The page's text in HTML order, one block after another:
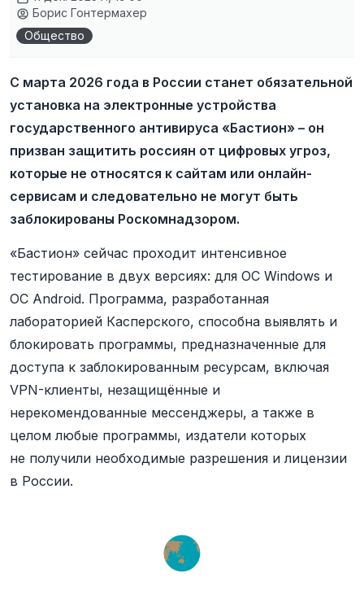
Борис Гонтермахер
Общество
С марта 2026 года в России станет обязательной
установка на электронные устройства
государственного антивируса «Бастион» – он
призван защитить россиян от цифровых угроз,
которые не относятся к сайтам или онлайн-
сервисам и следовательно не могут быть
заблокированы Роскомнадзором.
«Бастион» сейчас проходит интенсивное
тестирование в двух версиях: для ОС Windows и
ОС Android. Программа, разработанная
лабораторией Касперского, способна выявлять и
блокировать программы, предназначенные для
доступа к заблокированным ресурсам, включая
VPN-клиенты, незащищённые и
нерекомендованные мессенджеры, а также в
целом любые программы, издатели которых
не получили необходимые разрешения и лицензии
в России.